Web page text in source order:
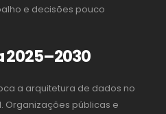
e decisões pouco
2025–2030
a arquitetura de dados no
Organizações públicas e